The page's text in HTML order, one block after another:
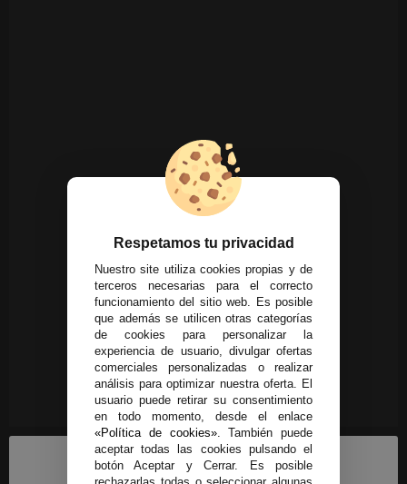
Respetamos tu privacidad
Nuestro site utiliza cookies propias y de
terceros necesarias para el correcto
funcionamiento del sitio web. Es posible
que además se utilicen otras categorías
de cookies para personalizar la
experiencia de usuario, divulgar ofertas
comerciales personalizadas o realizar
análisis para optimizar nuestra oferta. El
usuario puede retirar su consentimiento
en todo momento, desde el enlace
«Política de cookies». También puede
aceptar todas las cookies pulsando el
botón Aceptar y Cerrar. Es posible